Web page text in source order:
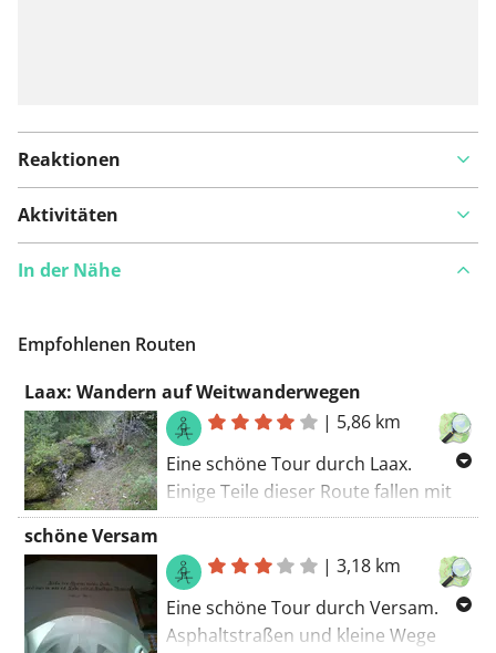
Reaktionen
Aktivitäten
In der Nähe
Empfohlenen Routen
Laax: Wandern auf Weitwanderwegen
| 5,86 km
Eine schöne Tour durch Laax.
Einige Teile dieser Route fallen mit
einem Fernradweg zusammen. Eine
Wanderroute beginnt am Parkplatz.
schöne Versam
|3,18 km
Eine schöne Tour durch Versam.
Asphaltstraßen und kleine Wege